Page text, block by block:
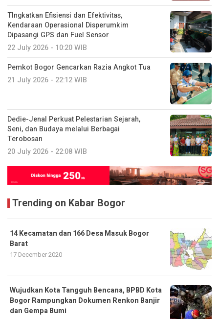
TIngkatkan Efisiensi dan Efektivitas,
Kendaraan Operasional Disperumkim
Dipasangi GPS dan Fuel Sensor
22 July 2026 - 10:20 WIB
Pemkot Bogor Gencarkan Razia Angkot Tua
21 July 2026 - 22:12 WIB
Dedie-Jenal Perkuat Pelestarian Sejarah,
Seni, dan Budaya melalui Berbagai
Terobosan
20 July 2026 - 22:08 WIB
Trending on Kabar Bogor
14 Kecamatan dan 166 Desa Masuk Bogor
Barat
17 December 2020
​Wujudkan Kota Tangguh Bencana, BPBD Kota
Bogor Rampungkan Dokumen Renkon Banjir
dan Gempa Bumi